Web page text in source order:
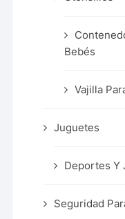
Bebés
Vajilla
Juguetes
Deportes Y
Seguridad